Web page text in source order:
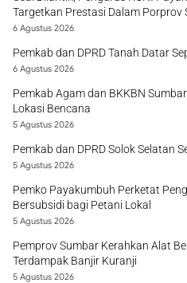
Targetkan Prestasi Dalam Porprov
6 Agustus 2026
Pemkab dan DPRD Tanah Datar
6 Agustus 2026
Pemkab Agam dan BKKBN
Lokasi Bencana
5 Agustus 2026
Pemkab dan DPRD Solok Selatan
5 Agustus 2026
Pemko Payakumbuh Perketat
Bersubsidi bagi Petani Lokal
5 Agustus 2026
Pemprov Sumbar Kerahkan Alat
Terdampak Banjir Kuranji
5 Agustus 2026